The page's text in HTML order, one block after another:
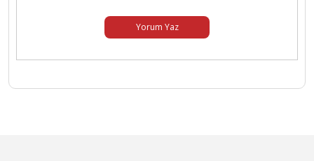
Yorum Yaz